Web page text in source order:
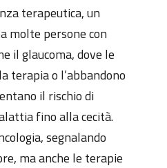
terapeutica, un
molte persone con
il glaucoma, dove le
terapia o l’abbandono
il rischio di
fino alla cecità.
segnalando
ma anche le terapie